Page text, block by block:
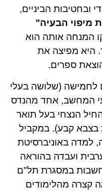
ובחטיבות הביניים,
מיפוי הבעיה"
המנחה אותה הוא
היא מפיצה את
ספרים.
לחמישה (שלושה בעלי
המחשב, אחד מהנדס
הנצחי בעל תואר
בצבא קבע). במקביל
למדה באוניברסיטת
ועבדה בהוראה
במסגרת תל"ם
קצרה מהלימודים